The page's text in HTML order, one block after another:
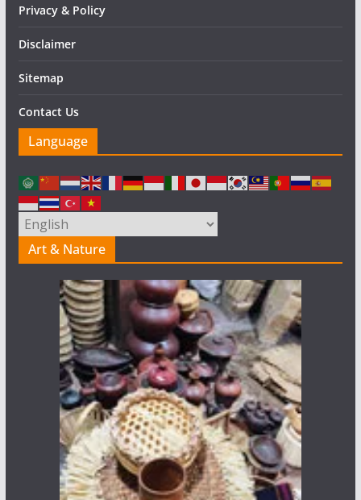
Privacy & Policy
Disclaimer
Sitemap
Contact Us
Language
Art & Nature